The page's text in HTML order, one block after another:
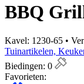
BBQ
Kavel: 1230-65 •
Tuinartikelen,
Biedingen: 0
Favorieten: